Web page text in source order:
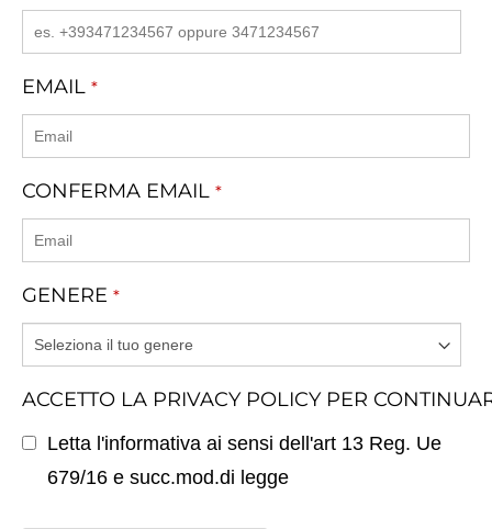
EMAIL *
CONFERMA EMAIL *
GENERE *
ACCETTO LA PRIVACY POLICY PER
Letta l'informativa ai sensi dell'art 13 Reg. Ue
679/16 e succ.mod.di legge